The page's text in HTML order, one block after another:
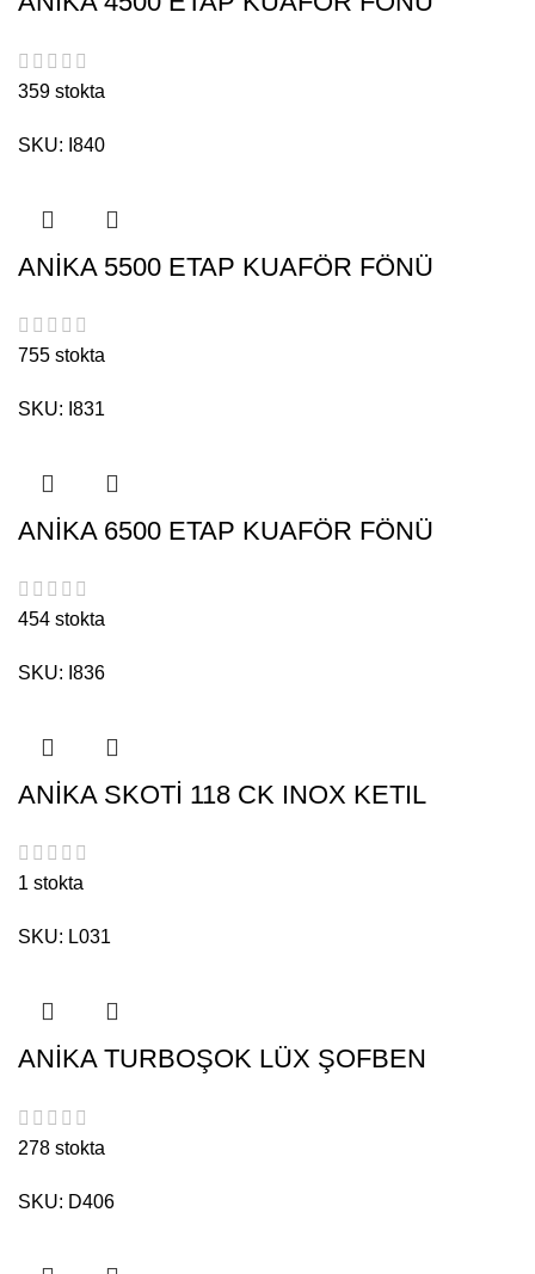
359 stokta
SKU: I840
ANİKA 5500 ETAP KUAFÖR FÖNÜ
755 stokta
SKU: I831
ANİKA 6500 ETAP KUAFÖR FÖNÜ
454 stokta
SKU: I836
ANİKA SKOTİ 118 CK INOX KETIL
1 stokta
SKU: L031
ANİKA TURBOŞOK LÜX ŞOFBEN
278 stokta
SKU: D406